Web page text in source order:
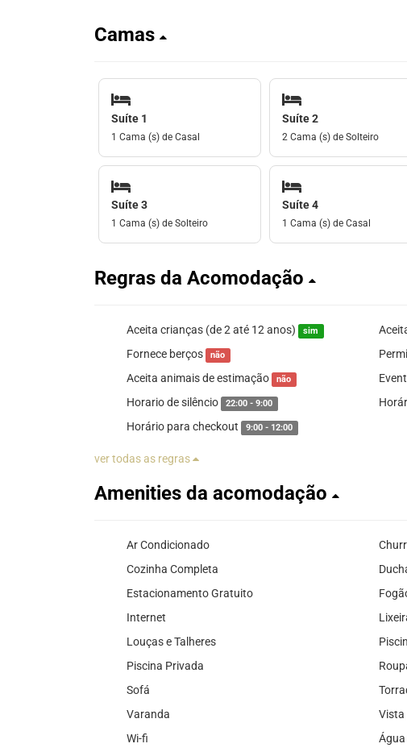
Camas
Suíte 1
1 Cama (s) de Casal
Suíte 2
2 Cama (s) de Solteiro
Suíte 3
1 Cama (s) de Solteiro
Suíte 4
1 Cama (s) de Casal
Regras da Acomodação
Aceita crianças (de 2 até 12 anos) sim
Fornece berços não
Aceita animais de estimação não
Horario de silêncio 22:00 - 9:00
Horário para checkout 9:00 - 12:00
ver todas as regras
Amenities da acomodação
Ar Condicionado
Cozinha Completa
Estacionamento Gratuito
Internet
Louças e Talheres
Piscina Privada
Sofá
Varanda
Vista
Wi-fi
Água